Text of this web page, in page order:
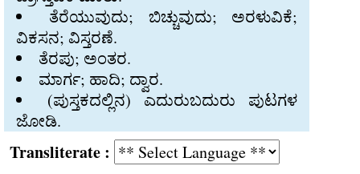
ತೆರೆಯುವುದು; ಬಿಚ್ಚುವುದು; ಅರಳುವಿಕೆ;
ವಿಕಸನ; ವಿಸ್ತರಣೆ.
ತೆರಪು; ಅಂತರ.
ಮಾರ್ಗ; ಹಾದಿ; ದ್ವಾರ.
(ಪುಸ್ತಕದಲ್ಲಿನ) ಎದುರುಬದುರು ಪುಟಗಳ
ಜೋಡಿ.
: